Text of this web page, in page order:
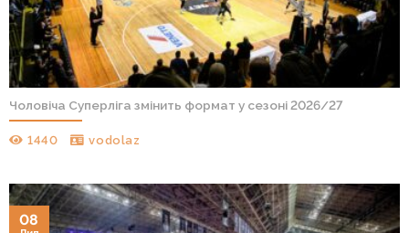
Чоловіча Суперліга змінить формат у сезоні 2026/27
1440 vodolaz
08